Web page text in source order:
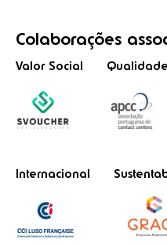
Colaborações
Valor Social Qualidade
Internacional